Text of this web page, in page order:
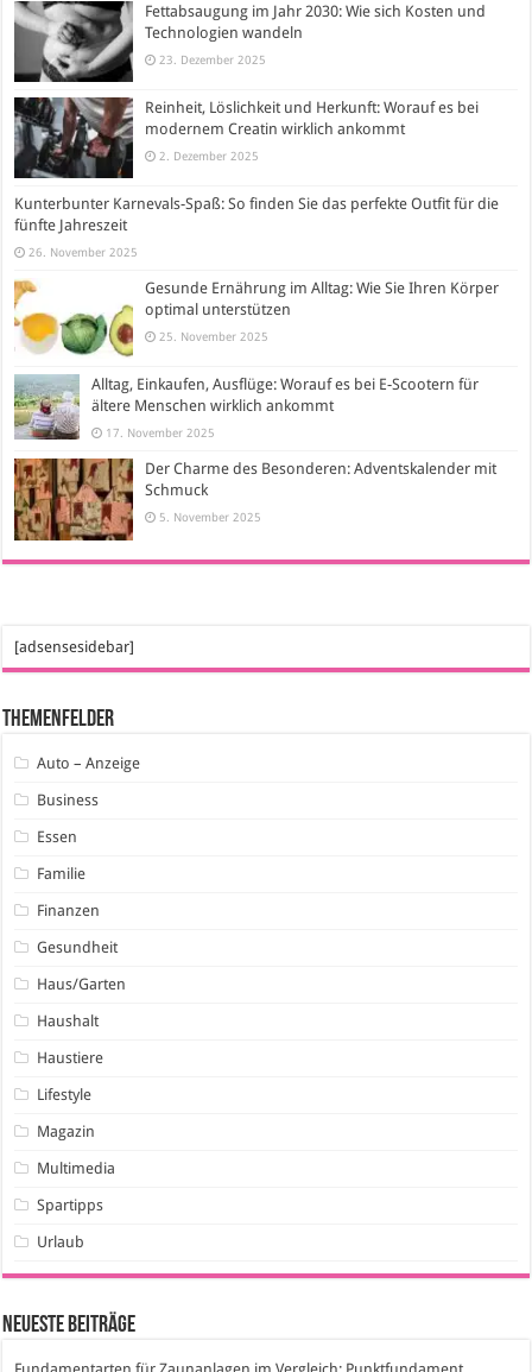
Fettabsaugung im Jahr 2030: Wie sich Kosten und
Technologien wandeln
23. Dezember 2025
Reinheit, Löslichkeit und Herkunft: Worauf es bei
modernem Creatin wirklich ankommt
2. Dezember 2025
Kunterbunter Karnevals-Spaß: So finden Sie das perfekte Outfit für die
fünfte Jahreszeit
26. November 2025
Gesunde Ernährung im Alltag: Wie Sie Ihren Körper
optimal unterstützen
25. November 2025
Alltag, Einkaufen, Ausflüge: Worauf es bei E-Scootern für
ältere Menschen wirklich ankommt
17. November 2025
Der Charme des Besonderen: Adventskalender mit
Schmuck
5. November 2025
[adsensesidebar]
Themenfelder
Auto – Anzeige
Business
Essen
Familie
Finanzen
Gesundheit
Haus/Garten
Haushalt
Haustiere
Lifestyle
Magazin
Multimedia
Spartipps
Urlaub
Neueste Beiträge